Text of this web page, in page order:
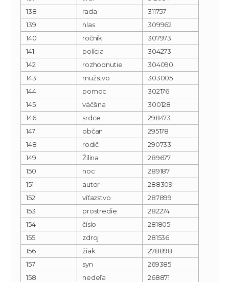
138
rada
311757
139
hlas
309962
140
ročník
307973
141
polícia
304273
142
rozhodnutie
304090
143
mužstvo
303005
144
pomoc
302176
145
väčšina
300128
146
srdce
298473
147
občan
295178
148
rodič
290733
149
Žilina
289677
150
noc
289187
151
autor
288309
152
víťazstvo
287899
153
prostredie
282274
154
číslo
281805
155
zdroj
281536
156
žiak
278898
157
syn
269385
158
nedeľa
268871